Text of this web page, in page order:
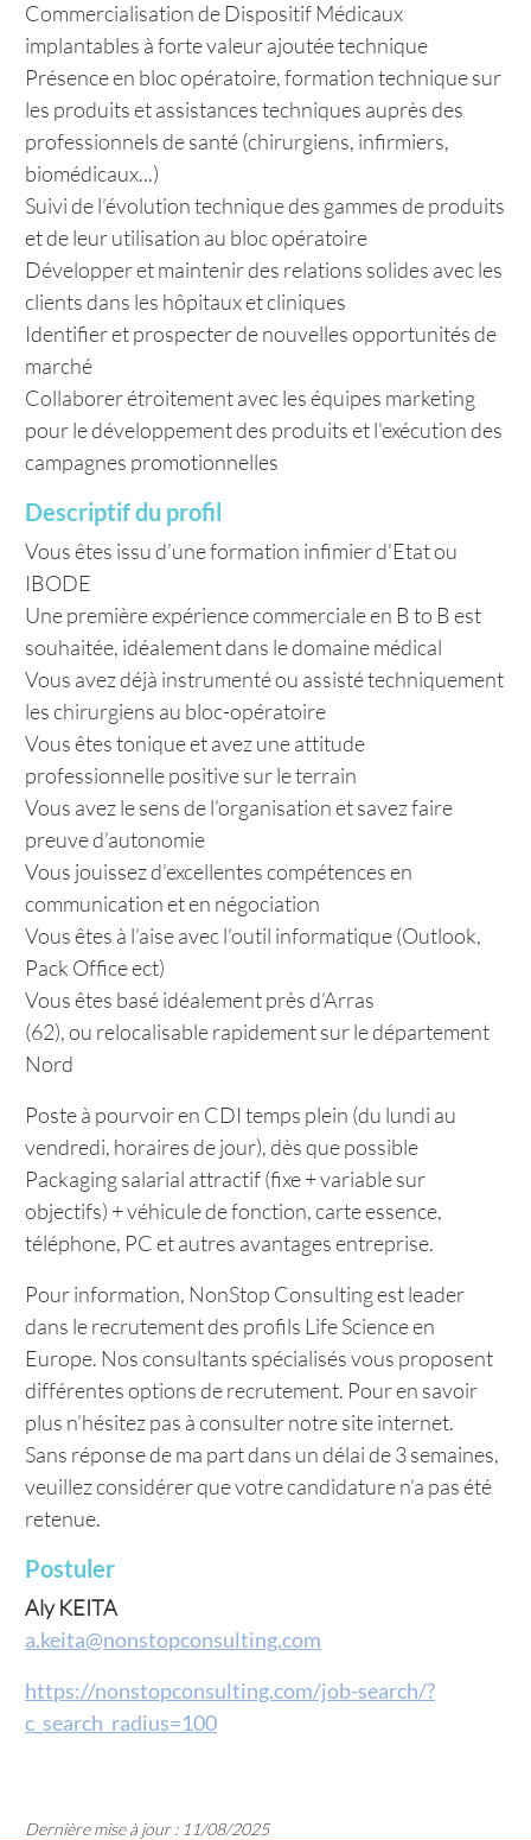
Commercialisation de Dispositif Médicaux
implantables à forte valeur ajoutée technique
Présence en bloc opératoire, formation technique sur
les produits et assistances techniques auprès des
professionnels de santé (chirurgiens, infirmiers,
biomédicaux...)
Suivi de l’évolution technique des gammes de produits
et de leur utilisation au bloc opératoire
Développer et maintenir des relations solides avec les
clients dans les hôpitaux et cliniques
Identifier et prospecter de nouvelles opportunités de
marché
Collaborer étroitement avec les équipes marketing
pour le développement des produits et l'exécution des
campagnes promotionnelles
Descriptif du profil
Vous êtes issu d’une formation infimier d’Etat ou
IBODE
Une première expérience commerciale en B to B est
souhaitée, idéalement dans le domaine médical
Vous avez déjà instrumenté ou assisté techniquement
les chirurgiens au bloc-opératoire
Vous êtes tonique et avez une attitude
professionnelle positive sur le terrain
Vous avez le sens de l’organisation et savez faire
preuve d’autonomie
Vous jouissez d’excellentes compétences en
communication et en négociation
Vous êtes à l’aise avec l’outil informatique (Outlook,
Pack Office ect)
Vous êtes basé idéalement près d’Arras
(62), ou relocalisable rapidement sur le département
Nord
Poste à pourvoir en CDI temps plein (du lundi au
vendredi, horaires de jour), dès que possible
Packaging salarial attractif (fixe + variable sur
objectifs) + véhicule de fonction, carte essence,
téléphone, PC et autres avantages entreprise.
Pour information, NonStop Consulting est leader
dans le recrutement des profils Life Science en
Europe. Nos consultants spécialisés vous proposent
différentes options de recrutement. Pour en savoir
plus n’hésitez pas à consulter notre site internet.
Sans réponse de ma part dans un délai de 3 semaines,
veuillez considérer que votre candidature n’a pas été
retenue.
Postuler
Aly KEITA
a.keita@nonstopconsulting.com
https://nonstopconsulting.com/job-search/?
c_search_radius=100
Dernière mise à jour : 11/08/2025